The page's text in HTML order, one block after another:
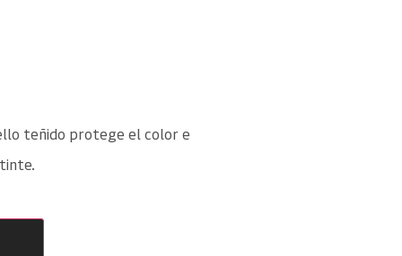
teñido protege el color e